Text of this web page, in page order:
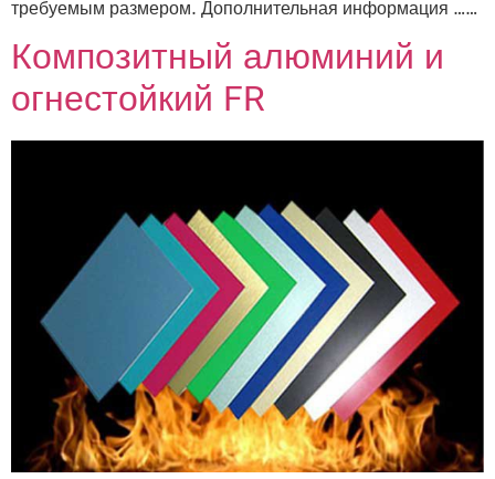
требуемым размером. Дополнительная информация ……
Композитный алюминий и
огнестойкий FR